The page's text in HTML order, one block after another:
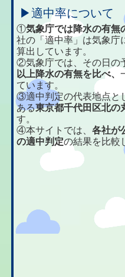
▶適中率について
①気象庁では降水の有無
社の「適中率」は気象庁
算出しています。
②気象庁では、その日の
以上降水の有無を比べ、
ています。
③適中判定の代表地点と
ある東京都千代田区北の
す。
④本サイトでは、各社が
の適中判定の結果を比較